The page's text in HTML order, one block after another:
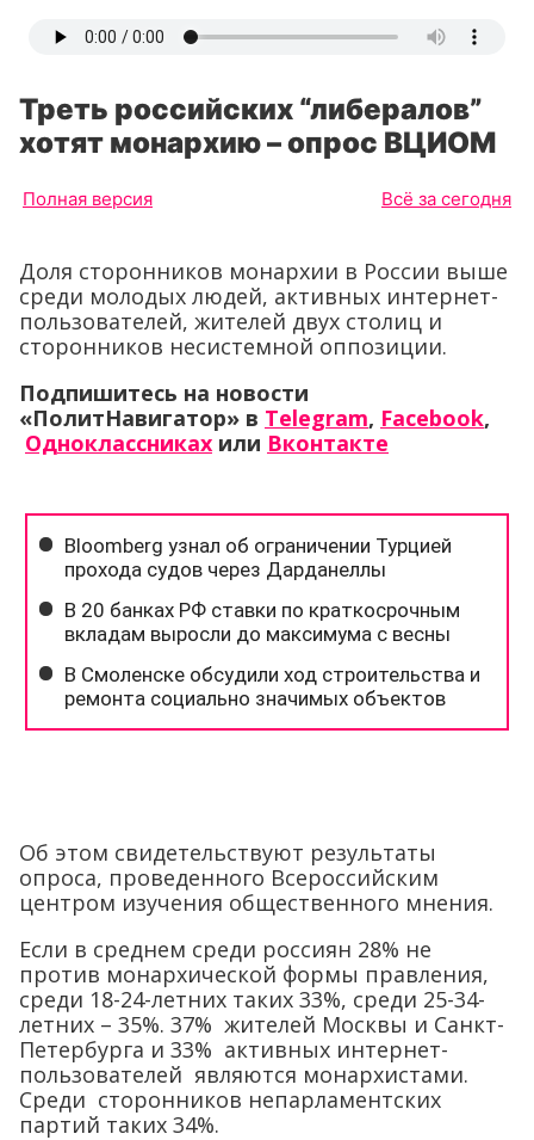
Треть российских “либералов”
хотят монархию – опрос ВЦИОМ
Полная версия Всё за сегодня
Доля сторонников монархии в России выше
среди молодых людей, активных интернет-
пользователей, жителей двух столиц и
сторонников несистемной оппозиции.
Подпишитесь на новости
«ПолитНавигатор» в Telegram, Facebook,
Одноклассниках или Вконтакте
Об этом свидетельствуют результаты
опроса, проведенного Всероссийским
центром изучения общественного мнения.
Если в среднем среди россиян 28% не
против монархической формы правления,
среди 18-24-летних таких 33%, среди 25-34-
летних – 35%. 37% жителей Москвы и Санкт-
Петербурга и 33% активных интернет-
пользователей являются монархистами.
Среди сторонников непарламентских
партий таких 34%.